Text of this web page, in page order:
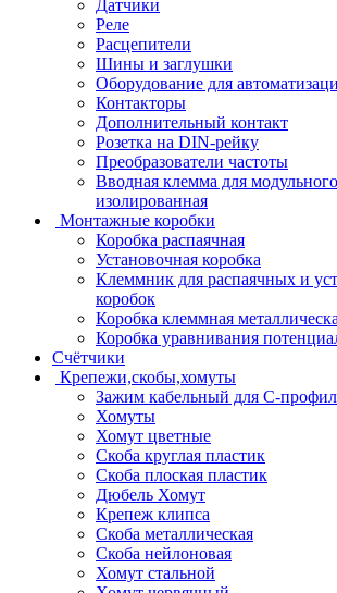
Датчики
Реле
Расцепители
Шины и заглушки
Оборудование для
Контакторы
Дополнительный контакт
Розетка на DIN-рейку
Преобразователи частоты
Вводная клемма для
изолированная
Монтажные коробки
Коробка распаячная
Установочная коробка
Клеммник для распаячных и
коробок
Коробка клеммная
Коробка уравнивания
Счётчики
Крепежи,скобы,хомуты
Зажим кабельный для С-
Хомуты
Хомут цветные
Скоба круглая пластик
Скоба плоская пластик
Дюбель Хомут
Крепеж клипса
Скоба металлическая
Скоба нейлоновая
Хомут стальной